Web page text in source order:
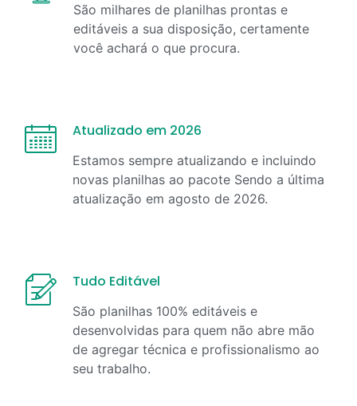
São milhares de planilhas prontas e
editáveis a sua disposição, certamente
você achará o que procura.
Atualizado em 2026
Estamos sempre atualizando e incluindo
novas planilhas ao pacote Sendo a última
atualização em agosto de 2026.
Tudo Editável
São planilhas 100% editáveis e
desenvolvidas para quem não abre mão
de agregar técnica e profissionalismo ao
seu trabalho.